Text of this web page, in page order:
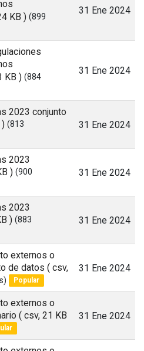
KB ) (899
31 Ene 2024
KB ) (884
31 Ene 2024
2023 conjunto
) (813
31 Ene 2024
2023
) (900
31 Ene 2024
2023
) (883
31 Ene 2024
externos o
de datos ( csv,
Popular
31 Ene 2024
externos o
( csv, 21 KB
31 Ene 2024